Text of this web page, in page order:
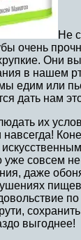
Не
очень
Они
в нашем
едим или
дать нам
их
навсегда!
уже совсем
даже
выгоднее!